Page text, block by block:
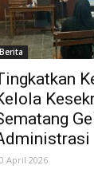
Berita
April 2026